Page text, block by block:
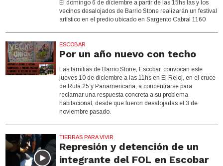
El domingo 6 de diciembre a partir de las 15hs las y los
vecinos desalojados de Barrio Stone realizarán un festival
artístico en el predio ubicado en Sargento Cabral 1160
ESCOBAR
Por un año nuevo con techo
Las familias de Barrio Stone, Escobar, convocan este
jueves 10 de diciembre a las 11hs en El Reloj, en el cruce
de Ruta 25 y Panamericana, a concentrarse para
reclamar una respuesta concreta a su problema
habitacional, desde que fueron desalojadas el 3 de
noviembre pasado.
TIERRAS PARA VIVIR
Represión y detención de un
integrante del FOL en Escobar